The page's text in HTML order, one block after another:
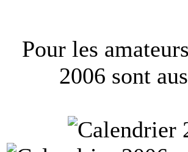
Pour les
2006 sont